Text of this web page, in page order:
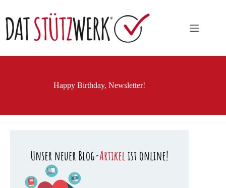
springen
Happy Birthday, Newsletter!